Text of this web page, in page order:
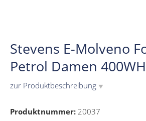
Stevens E-Molveno
Petrol Damen 400WH
zur Produktbeschreibung ▼
Produktnummer: 20037